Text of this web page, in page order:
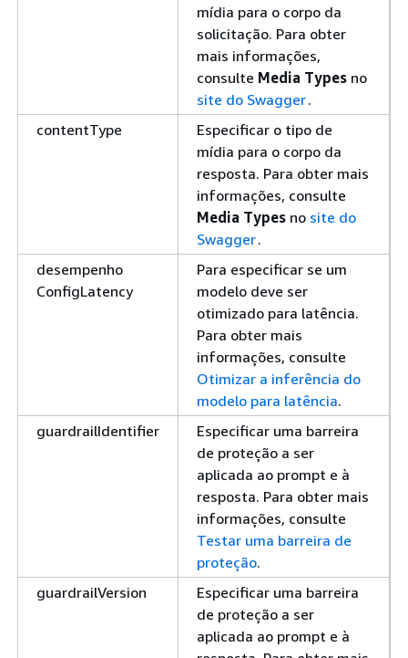
mídia para o corpo da
solicitação. Para obter
mais informações,
consulte Media Types no
site do Swagger.
contentType
Especificar o tipo de
mídia para o corpo da
resposta. Para obter mais
informações, consulte
Media Types no site do
Swagger.
desempenho
ConfigLatency
Para especificar se um
modelo deve ser
otimizado para latência.
Para obter mais
informações, consulte
Otimizar a inferência do
modelo para latência.
guardrailIdentifier
Especificar uma barreira
de proteção a ser
aplicada ao prompt e à
resposta. Para obter mais
informações, consulte
Testar uma barreira de
proteção.
guardrailVersion
Especificar uma barreira
de proteção a ser
aplicada ao prompt e à